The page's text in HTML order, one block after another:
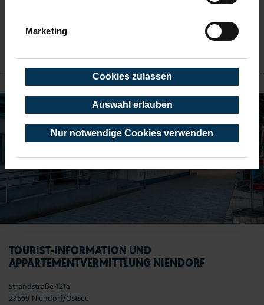
Marketing
Cookies zulassen
Auswahl erlauben
Nur notwendige Cookies verwenden
Ansprechpartner
NIENDORF
TOURIST-INFORMATION UND
APPARTEMENTVERMITTLUNG NIENDORF
Strandstraße 121a
23669 Niendorf/Ostsee